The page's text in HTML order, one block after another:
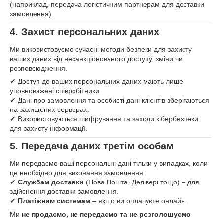
(наприклад, передача логістичним партнерам для доставки
замовлення).
4. Захист персональних даних
Ми використовуємо сучасні методи безпеки для захисту
ваших даних від несанкціонованого доступу, зміни чи
розповсюдження.
✔ Доступ до ваших персональних даних мають лише
уповноважені співробітники.
✔ Дані про замовлення та особисті дані клієнтів зберігаються
на захищених серверах.
✔ Використовуються шифрування та заходи кібербезпеки
для захисту інформації.
5. Передача даних третім особам
Ми передаємо ваші персональні дані тільки у випадках, коли
це необхідно для виконання замовлення:
✔ Службам доставки (Нова Пошта, Делівері тощо) – для
здійснення доставки замовлення.
✔ Платіжним системам – якщо ви оплачуєте онлайн.
Ми не продаємо, не передаємо та не розголошуємо